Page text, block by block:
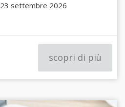
23 settembre 2026
scopri di più